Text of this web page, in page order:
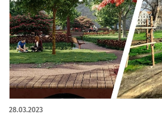
28.03.2023
artykuł z galerią zdjęć